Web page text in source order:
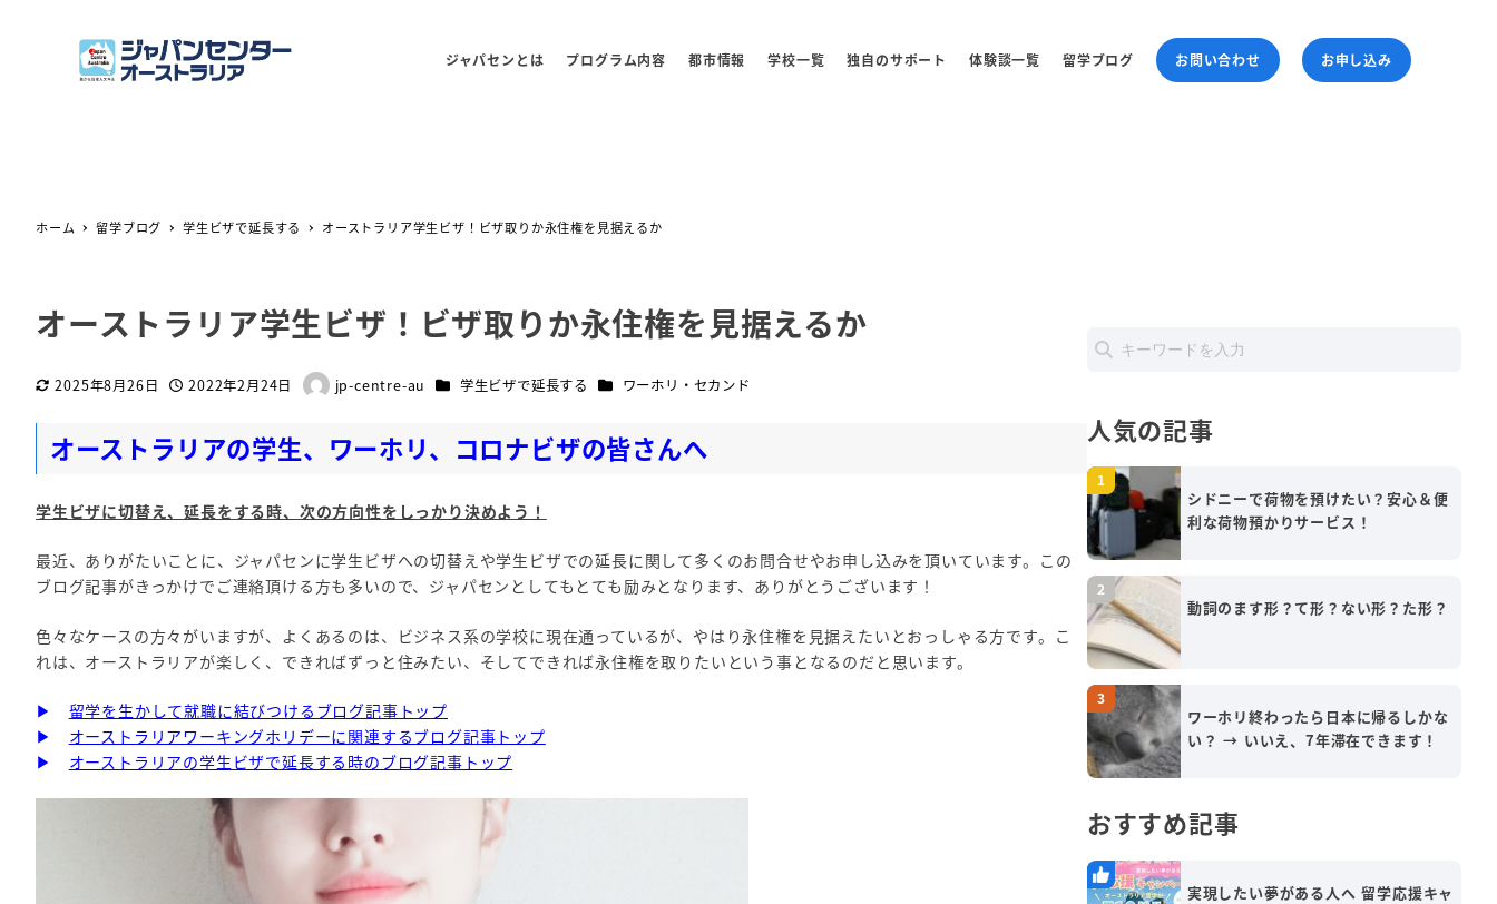
ジャパセンとは プログラム内容 都市情報 学校一覧 独自のサポート 体験談一覧 留学ブログ お問い合わせ お申し込み
ホーム 留学ブログ 学生ビザで延長する オーストラリア学生ビザ！ビザ取りか永住権を見据えるか
オーストラリア学生ビザ！ビザ取りか永住権を見据えるか
更新日2025年8月26日 投稿日2022年2月24日
著
jp-centre-au カテゴリー
学生ビザで延長する カテゴリー
ワーホリ・セカンド
オーストラリアの学生、ワーホリ、コロナビザの皆さんへ
学生ビザに切替え、延長をする時、次の方向性をしっかり決めよう！
最近、ありがたいことに、ジャパセンに学生ビザへの切替えや学生ビザでの延長に関して多くのお問合せやお申し込みを頂いています。この
ブログ記事がきっかけでご連絡頂ける方も多いので、ジャパセンとしてもとても励みとなります、ありがとうございます！
色々なケースの方々がいますが、よくあるのは、ビジネス系の学校に現在通っているが、やはり永住権を見据えたいとおっしゃる方です。こ
れは、オーストラリアが楽しく、できればずっと住みたい、そしてできれば永住権を取りたいという事となるのだと思います。
▶
留学を生かして就職に結びつけるブログ記事トップ
▶
オーストラリアワーキングホリデーに関連するブログ記事トップ
▶
オーストラリアの学生ビザで延長する時のブログ記事トップ
人気の記事
シドニーで荷物を預けたい？安心＆便
利な荷物預かりサービス！
動詞のます形？て形？ない形？た形？
ワーホリ終わったら日本に帰るしかな
い？ → いいえ、7年滞在できます！
おすすめ記事
実現したい夢がある人へ 留学応援キャ